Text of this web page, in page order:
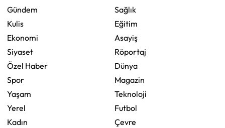
Gündem
Kulis
Ekonomi
Siyaset
Özel Haber
Spor
Yaşam
Yerel
Kadın
Sağlık
Eğitim
Asayiş
Röportaj
Dünya
Magazin
Teknoloji
Futbol
Çevre